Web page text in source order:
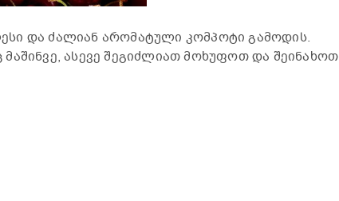
და ძალიან არომატული კომპოტი გამოდის.
ასევე შეგიძლიათ მოხუფოთ და შეინახოთ